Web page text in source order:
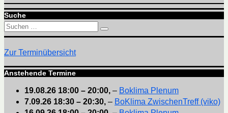
Suche
Suchen
nach:
Suchen
Zur Terminübersicht
Anstehende Termine
19.08.26 18:00 – 20:00, – Boklima Plenum
7.09.26 18:30 – 20:30, – BoKlima ZwischenTreff (viko)